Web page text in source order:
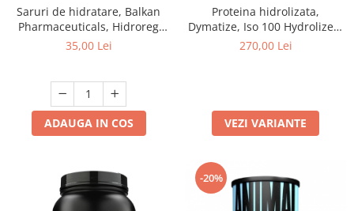
Saruri de hidratare, Balkan
Pharmaceuticals, Hidroreg
OPTIM, 10 plicuri
35,00 Lei
ADAUGA IN COS
Proteina hidrolizata,
Dymatize, Iso 100 Hydrolized,
908 grame, pudra proteica
270,00 Lei
VEZI VARIANTE
-20%